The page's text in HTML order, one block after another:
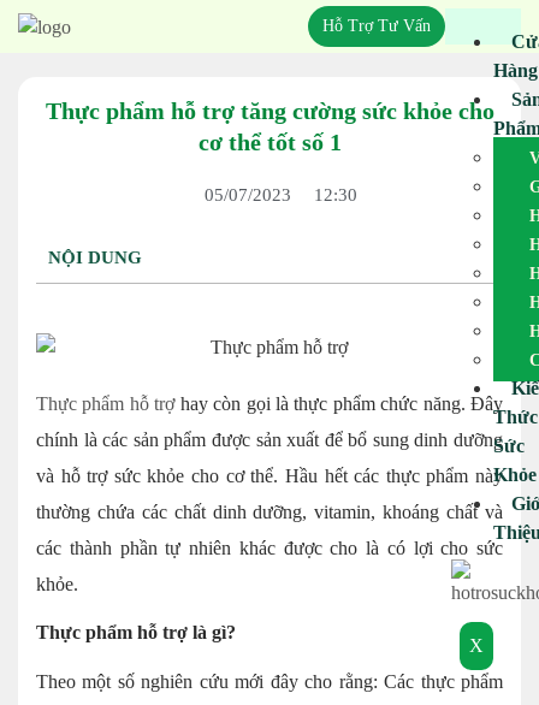
Hỗ Trợ Tư Vấn
Hàng
Thức
Sức
Khỏe
X
Thực phẩm hỗ trợ tăng cường sức khỏe cho
cơ thể tốt số 1
05/07/2023 12:30
NỘI DUNG
Thực phẩm hỗ trợhay còn gọi là thực phẩm chức năng. Đây
chính là các sản phẩm được sản xuất để bổ sung dinh dưỡng
và hỗ trợ sức khỏe cho cơ thể. Hầu hết các thực phẩm này
thường chứa các chất dinh dưỡng, vitamin, khoáng chất và
các thành phần tự nhiên khác được cho là có lợi cho sức
khỏe.
Thực phẩm hỗ trợ là gì?
Theo một số nghiên cứu mới đây cho rằng: Các thực phẩm